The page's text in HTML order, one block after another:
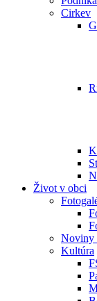
Cirkev
Život v obci
Noviny
Kultúra